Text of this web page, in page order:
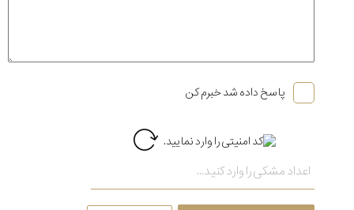
پاسخ داده شد خبرم کن